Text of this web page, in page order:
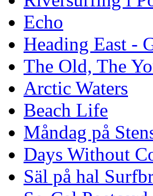
Echo
Heading East -
The Old, The
Arctic Waters
Beach Life
Måndag på
Days Without
Säl på hal